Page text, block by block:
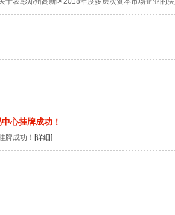
心挂牌成功！
牌成功！ [详细]